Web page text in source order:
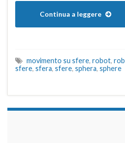
Continua a leggere
movimento su sfere, robot,
sfere, sfera, sfere, sphera, sphere